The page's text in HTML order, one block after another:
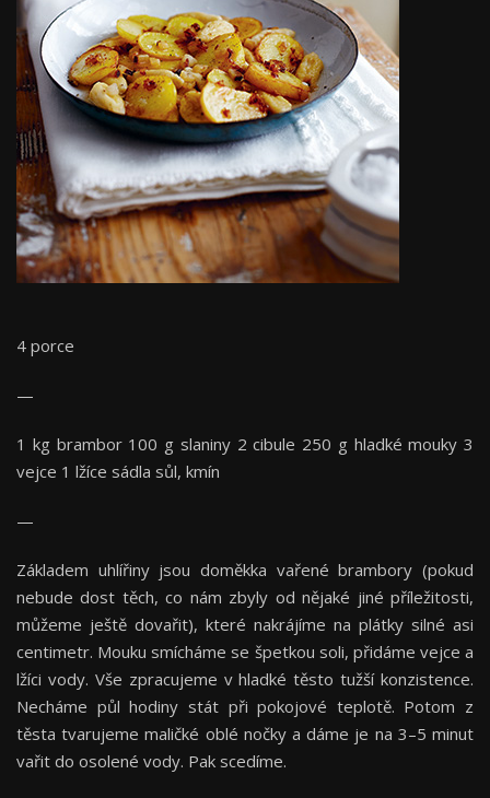
4 porce
—
1 kg brambor 100 g slaniny 2 cibule 250 g hladké mouky 3
vejce 1 lžíce sádla sůl, kmín
—
Základem uhlířiny jsou doměkka vařené brambory (pokud
nebude dost těch, co nám zbyly od nějaké jiné příležitosti,
můžeme ještě dovařit), které nakrájíme na plátky silné asi
centimetr. Mouku smícháme se špetkou soli, přidáme vejce a
lžíci vody. Vše zpracujeme v hladké těsto tužší konzistence.
Necháme půl hodiny stát při pokojové teplotě. Potom z
těsta tvarujeme maličké oblé nočky a dáme je na 3–5 minut
vařit do osolené vody. Pak scedíme.